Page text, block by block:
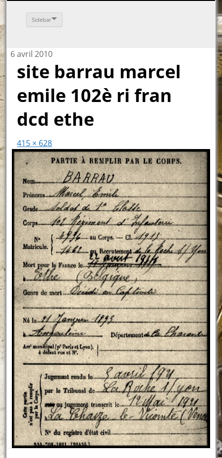
Sidebar
6 avril 2010
site barrau marcel
emile 102è ri fran
dcd ethe
415 × 628